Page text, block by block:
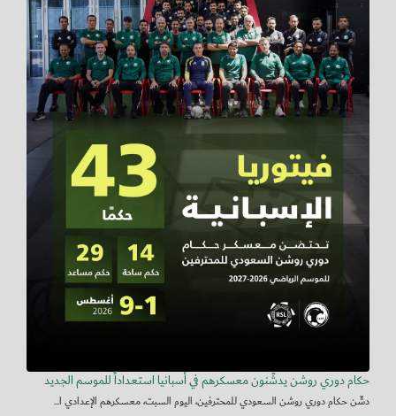
حكام دوري روشن يدشّنون معسكرهم في أسبانيا استعداداً للموسم الجديد
دشّن حكام دوري روشن السعودي للمحترفين، اليوم السبت، معسكرهم الإعدادي ا...